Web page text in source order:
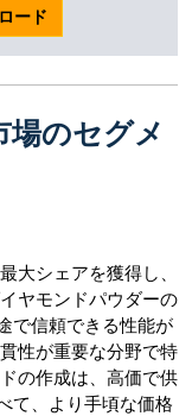
ード
のセグメ
大シェアを獲得し、
ヤモンドパウダーの
で信頼できる性能が
性が重要な分野で特
の作成は、高価で供
て、より手頃な価格